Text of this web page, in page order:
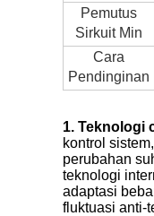
Pemutus
Sirkuit Min
Cara
Pendinginan
1. Teknologi
kontrol
perubahan
teknologi
adaptasi
fluktuasi anti-